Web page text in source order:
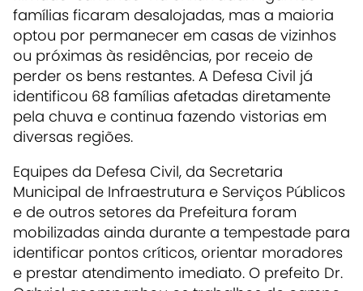
famílias ficaram desalojadas, mas a maioria
optou por permanecer em casas de vizinhos
ou próximas às residências, por receio de
perder os bens restantes. A Defesa Civil já
identificou 68 famílias afetadas diretamente
pela chuva e continua fazendo vistorias em
diversas regiões.
Equipes da Defesa Civil, da Secretaria
Municipal de Infraestrutura e Serviços Públicos
e de outros setores da Prefeitura foram
mobilizadas ainda durante a tempestade para
identificar pontos críticos, orientar moradores
e prestar atendimento imediato. O prefeito Dr.